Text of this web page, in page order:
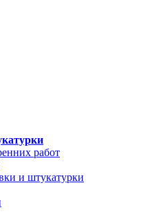
работ
и штукатурки